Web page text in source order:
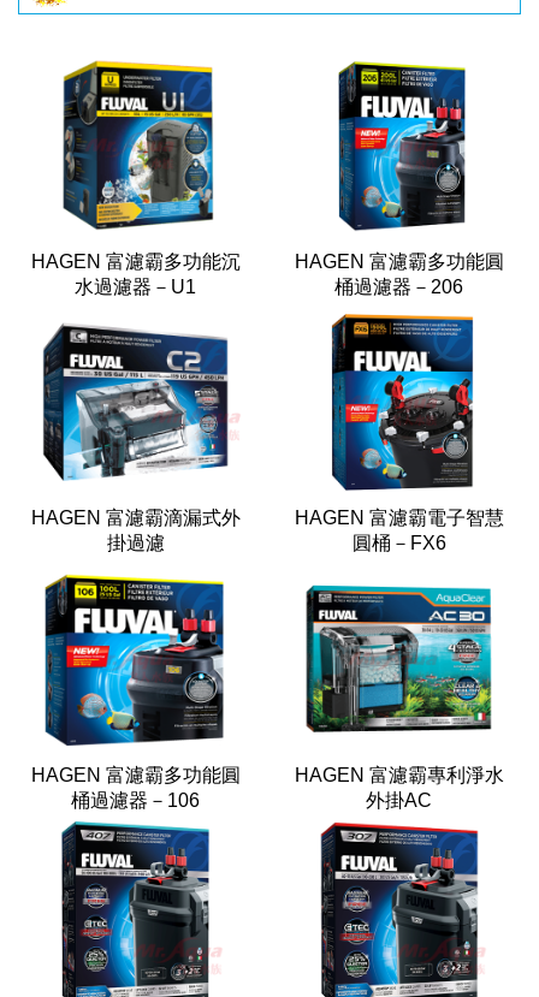
HAGEN 富濾霸多功能沉
水過濾器－U1
HAGEN 富濾霸多功能圓
桶過濾器－206
HAGEN 富濾霸滴漏式外
掛過濾
HAGEN 富濾霸電子智慧
圓桶－FX6
HAGEN 富濾霸多功能圓
桶過濾器－106
HAGEN 富濾霸專利淨水
外掛AC